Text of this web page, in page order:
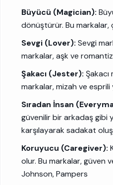
Büyücü (Magician):
dönüştürür. Bu markalar,
Sevgi (Lover): Sevgi
markalar, aşk ve
Şakacı (Jester):
markalar, mizah ve
Sıradan İnsan
güvenilir bir arkadaş gibi
karşılayarak sadakat
Koruyucu (Caregiver):
olur. Bu markalar, güven
Johnson, Pampers